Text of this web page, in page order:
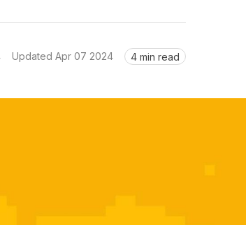
Updated Apr 07 2024 4 min read